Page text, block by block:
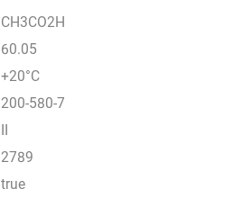
CH3CO2H
60.05
+20°C
200-580-7
II
2789
true